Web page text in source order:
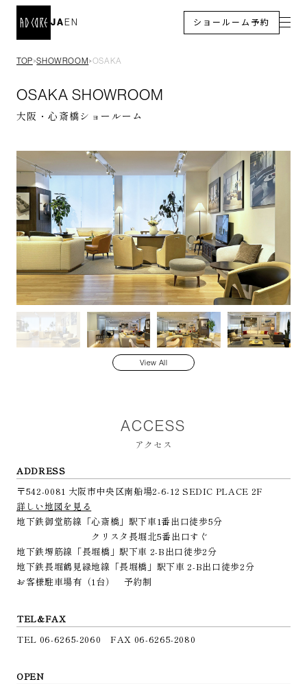
EN
JA ショールーム予約
TOP＞SHOWROOM＞OSAKA
OSAKA SHOWROOM
大阪・心斎橋ショールーム
View All
ACCESS
アクセス
ADDRESS
〒542-0081 大阪市中央区南船場2-6-12 SEDIC PLACE 2F
詳しい地図を見る
地下鉄御堂筋線「心斎橋」駅下車1番出口徒歩5分
クリスタ長堀北5番出口すぐ
地下鉄堺筋線「長堀橋」駅下車 2-B出口徒歩2分
地下鉄長堀鶴見緑地線「長堀橋」駅下車 2-B出口徒歩2分
お客様駐車場有（1台） 予約制
TEL&FAX
TEL 06-6265-2060 FAX 06-6265-2080
OPEN